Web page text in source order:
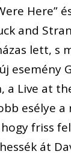
Here”
and
lett, s
esemény
a Live at
esélye
friss
át